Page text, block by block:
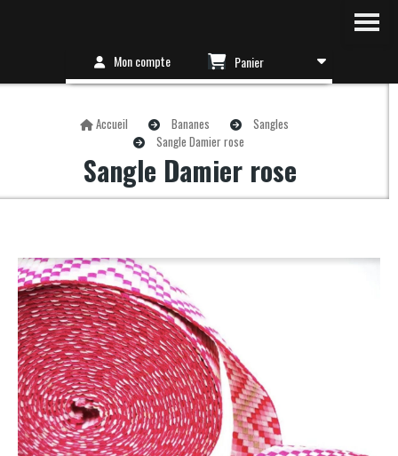
Mon compte Panier
Accueil Bananes
Sangles
Sangle Damier rose
Sangle Damier rose